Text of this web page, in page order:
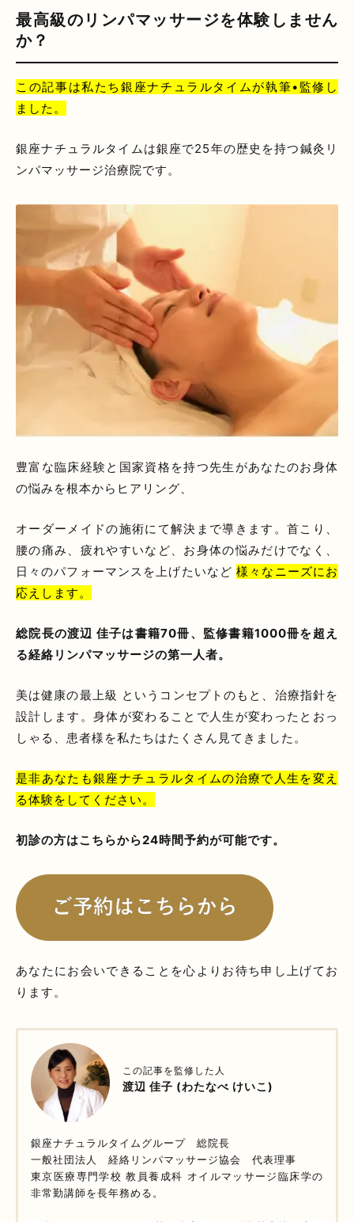
最高級のリンパマッサージを体験しません
か？
この記事は私たち銀座ナチュラルタイムが執筆•監修し
ました。
銀座ナチュラルタイムは銀座で25年の歴史を持つ鍼灸リ
ンパマッサージ治療院です。
豊富な臨床経験と国家資格を持つ先生があなたのお身体
の悩みを根本からヒアリング、
オーダーメイドの施術にて解決まで導きます。首こり、
腰の痛み、疲れやすいなど、お身体の悩みだけでなく、
日々のパフォーマンスを上げたいなど様々なニーズにお
応えします。
総院長の渡辺 佳子は書籍70冊、監修書籍1000冊を超え
る経絡リンパマッサージの第一人者。
美は健康の最上級 というコンセプトのもと、治療指針を
設計します。身体が変わることで人生が変わったとおっ
しゃる、患者様を私たちはたくさん見てきました。
是非あなたも銀座ナチュラルタイムの治療で人生を変え
る体験をしてください。
初診の方はこちらから24時間予約が可能です。
あなたにお会いできることを心よりお待ち申し上げてお
ります。
この記事を監修した人
渡辺 佳子 (わたなべ けいこ)
銀座ナチュラルタイムグループ 総院長
一般社団法人 経絡リンパマッサージ協会 代表理事
東京医療専門学校 教員養成科 オイルマッサージ臨床学の
非常勤講師を長年務める。